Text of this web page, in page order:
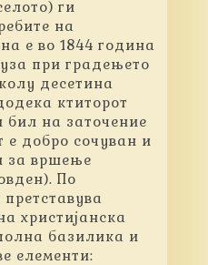
ги
на
е во 1844 година
при градењето
десетина
ктиторот
на заточение
е добро сочуван и
за вршење
По
христијанска
базилика и
елементи: